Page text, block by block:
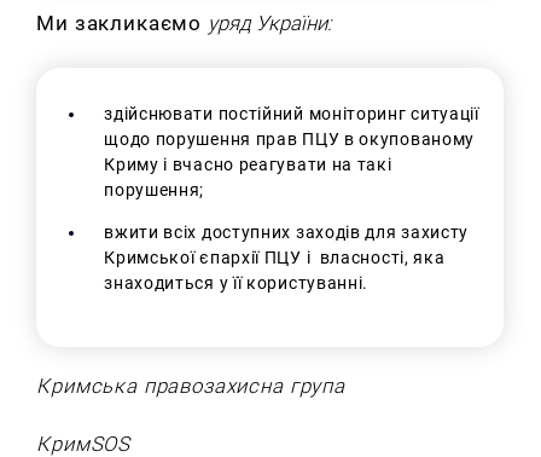
Ми закликаємо уряд України:
здійснювати постійний моніторинг ситуації
щодо порушення прав ПЦУ в окупованому
Криму і вчасно реагувати на такі
порушення;
вжити всіх доступних заходів для захисту
Кримської єпархії ПЦУ і власності, яка
знаходиться у її користуванні.
Кримська правозахисна група
КримSOS